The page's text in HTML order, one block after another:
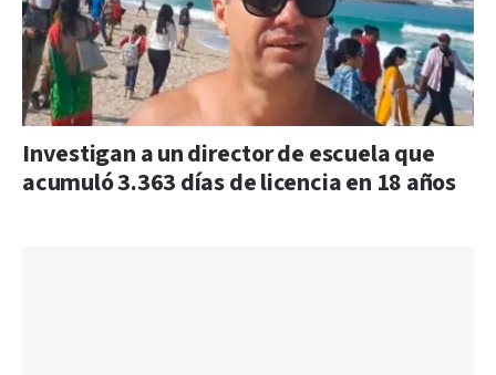
Investigan a un director de escuela que
acumuló 3.363 días de licencia en 18 años